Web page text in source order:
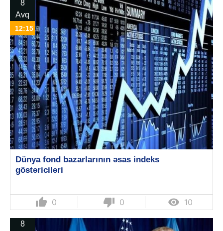
8
Avq
12:15
Dünya fond bazarlarının əsas indeks
göstəriciləri
thumb_up 0 thumb_down 0  10
8